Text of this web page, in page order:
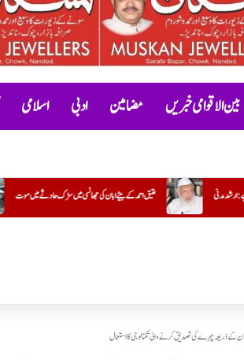
بین الاقوامی خبریں مضامین ادبی اسلامی
نوجوان نسل اور نشے کی تباہ کن لت جھانسی میں سڑک حادثے میں موت
ذریعہ چہرے کی تصدیق کرنے والی تکنالوجی کا استعمال